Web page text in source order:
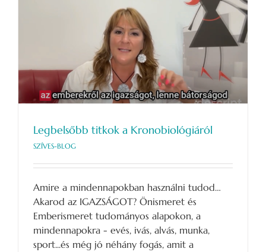
Legbelsőbb titkok a Kronobiológiáról
SZÍVES-BLOG
Amire a mindennapokban használni tudod…
Akarod az IGAZSÁGOT? Önismeret és
Emberismeret tudományos alapokon, a
mindennapokra - evés, ivás, alvás, munka,
sport...és még jó néhány fogás, amit a